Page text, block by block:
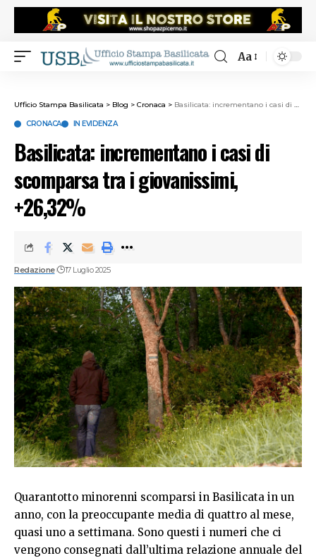
Aa
Ufficio Stampa Basilicata > Blog > Cronaca > Basilicata: incrementano i casi di scomparsa tra i giovanissimi, +26,32%
CRONACA IN EVIDENZA
Basilicata: incrementano i casi di
scomparsa tra i giovanissimi,
+26,32%
Redazione 17 Luglio 2025
Quarantotto minorenni scomparsi in Basilicata in un
anno, con la preoccupante media di quattro al mese,
quasi uno a settimana. Sono questi i numeri che ci
vengono consegnati dall’ultima relazione annuale del